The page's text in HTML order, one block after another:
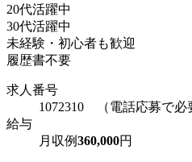
20代活躍中
30代活躍中
未経験・初心者も歓迎
履歴書不要
求人番号
1072310 （電話応募で必
給与
月収例360,000円